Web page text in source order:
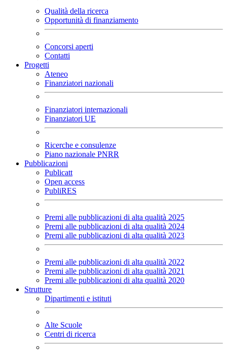
Qualità della ricerca
Opportunità di finanziamento
Concorsi aperti
Contatti
Progetti
Ateneo
Finanziatori nazionali
Finanziatori internazionali
Finanziatori UE
Ricerche e consulenze
Piano nazionale PNRR
Pubblicazioni
Publicatt
Open access
PubliRES
Premi alle pubblicazioni di alta qualità 2025
Premi alle pubblicazioni di alta qualità 2024
Premi alle pubblicazioni di alta qualità 2023
Premi alle pubblicazioni di alta qualità 2022
Premi alle pubblicazioni di alta qualità 2021
Premi alle pubblicazioni di alta qualità 2020
Strutture
Dipartimenti e istituti
Alte Scuole
Centri di ricerca